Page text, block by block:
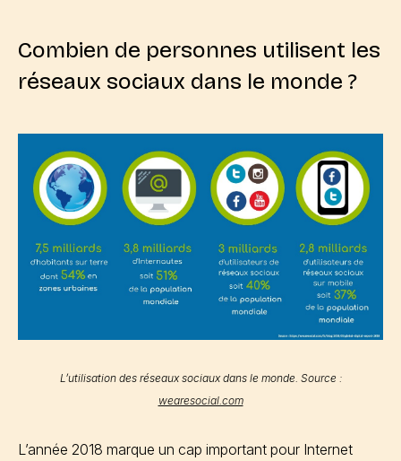
Combien de personnes utilisent les
réseaux sociaux dans le monde ?
L’utilisation des réseaux sociaux dans le monde. Source :
wearesocial.com
L’année 2018 marque un cap important pour Internet